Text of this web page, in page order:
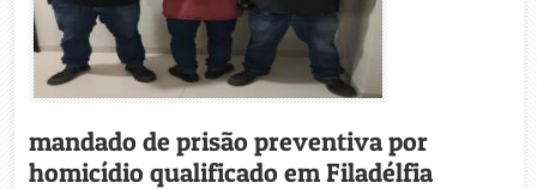
mandado de prisão preventiva por
homicídio qualificado em Filadélfia